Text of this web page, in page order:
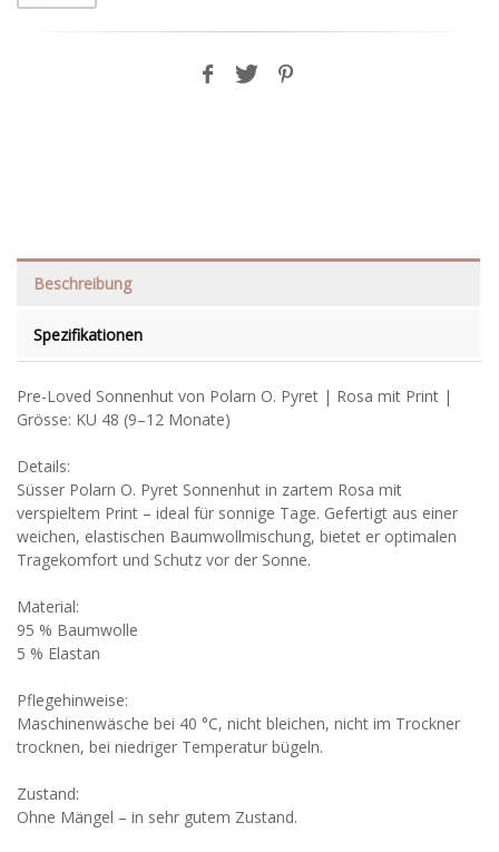
Beschreibung
Spezifikationen
Pre-Loved Sonnenhut von Polarn O. Pyret | Rosa mit Print |
Grösse: KU 48 (9–12 Monate)
Details:
Süsser Polarn O. Pyret Sonnenhut in zartem Rosa mit
verspieltem Print – ideal für sonnige Tage. Gefertigt aus einer
weichen, elastischen Baumwollmischung, bietet er optimalen
Tragekomfort und Schutz vor der Sonne.
Material:
95 % Baumwolle
5 % Elastan
Pflegehinweise:
Maschinenwäsche bei 40 °C, nicht bleichen, nicht im Trockner
trocknen, bei niedriger Temperatur bügeln.
Zustand:
Ohne Mängel – in sehr gutem Zustand.